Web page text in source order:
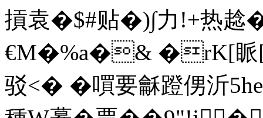
摃袁�$#贴�)∫力!+热
€M�%a�& �rK[眽
驳<� �嘪要龢蹬侽沂